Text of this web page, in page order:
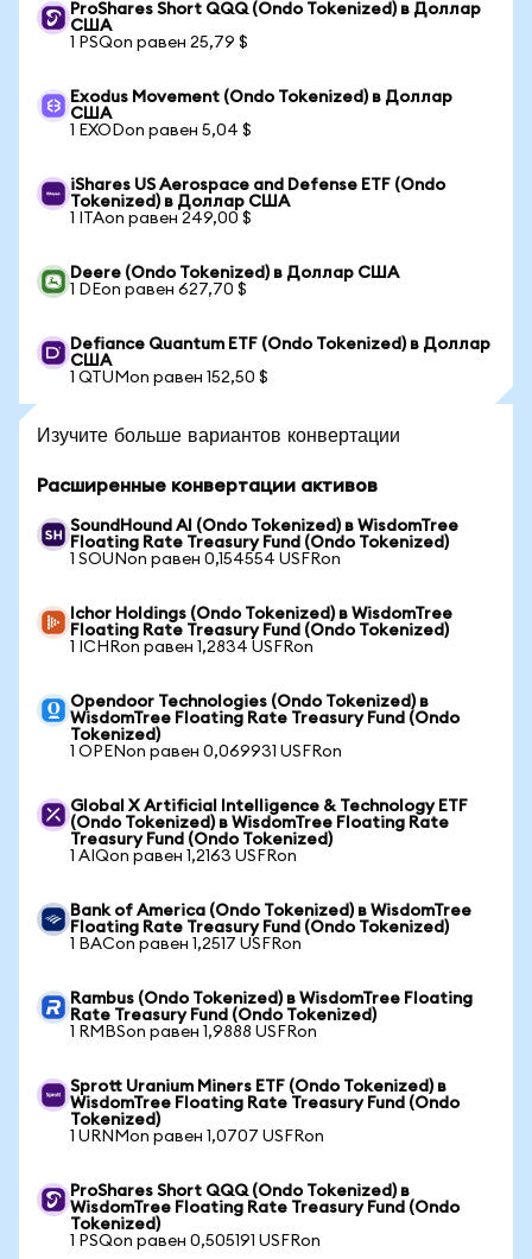
ProShares Short QQQ (Ondo Tokenized) в Доллар
США
1 PSQon равен 25,79 $
Exodus Movement (Ondo Tokenized) в Доллар
США
1 EXODon равен 5,04 $
iShares US Aerospace and Defense ETF (Ondo
Tokenized) в Доллар США
1 ITAon равен 249,00 $
Deere (Ondo Tokenized) в Доллар США
1 DEon равен 627,70 $
Defiance Quantum ETF (Ondo Tokenized) в Доллар
США
1 QTUMon равен 152,50 $
Изучите больше вариантов конвертации
Расширенные конвертации активов
SoundHound AI (Ondo Tokenized) в WisdomTree
Floating Rate Treasury Fund (Ondo Tokenized)
1 SOUNon равен 0,154554 USFRon
Ichor Holdings (Ondo Tokenized) в WisdomTree
Floating Rate Treasury Fund (Ondo Tokenized)
1 ICHRon равен 1,2834 USFRon
Opendoor Technologies (Ondo Tokenized) в
WisdomTree Floating Rate Treasury Fund (Ondo
Tokenized)
1 OPENon равен 0,069931 USFRon
Global X Artificial Intelligence & Technology ETF
(Ondo Tokenized) в WisdomTree Floating Rate
Treasury Fund (Ondo Tokenized)
1 AIQon равен 1,2163 USFRon
Bank of America (Ondo Tokenized) в WisdomTree
Floating Rate Treasury Fund (Ondo Tokenized)
1 BACon равен 1,2517 USFRon
Rambus (Ondo Tokenized) в WisdomTree Floating
Rate Treasury Fund (Ondo Tokenized)
1 RMBSon равен 1,9888 USFRon
Sprott Uranium Miners ETF (Ondo Tokenized) в
WisdomTree Floating Rate Treasury Fund (Ondo
Tokenized)
1 URNMon равен 1,0707 USFRon
ProShares Short QQQ (Ondo Tokenized) в
WisdomTree Floating Rate Treasury Fund (Ondo
Tokenized)
1 PSQon равен 0,505191 USFRon